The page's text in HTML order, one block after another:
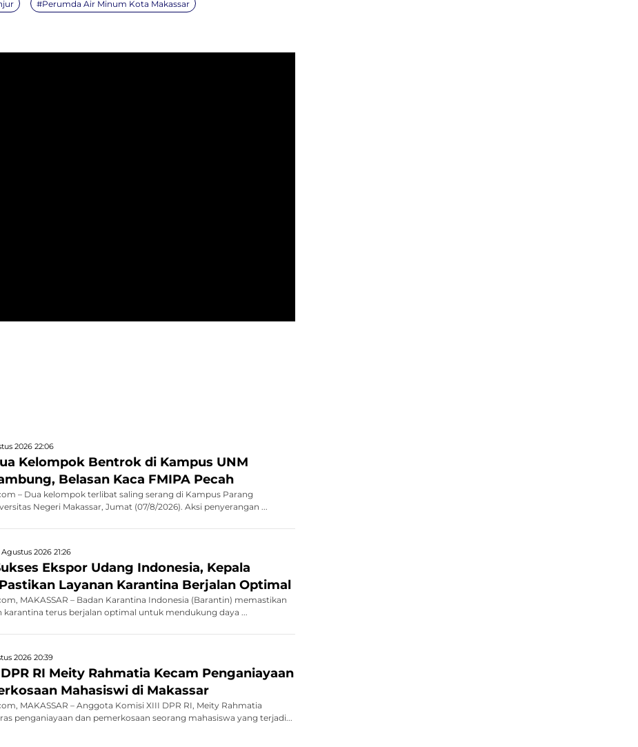
#Perumda Air Minum Kota Makassar
2026 22:06
Kelompok Bentrok di Kampus UNM
Belasan Kaca FMIPA Pecah
– Dua kelompok terlibat saling serang di Kampus Parang
Negeri Makassar, Jumat (07/8/2026). Aksi penyerangan ...
2026 21:26
Ekspor Udang Indonesia, Kepala
Layanan Karantina Berjalan Optimal
MAKASSAR – Badan Karantina Indonesia (Barantin) memastikan
karantina terus berjalan optimal untuk mendukung daya ...
2026 20:39
RI Meity Rahmatia Kecam Penganiayaan
Mahasiswi di Makassar
MAKASSAR – Anggota Komisi XIII DPR RI, Meity Rahmatia
penganiayaan dan pemerkosaan seorang mahasiswa yang terjadi...